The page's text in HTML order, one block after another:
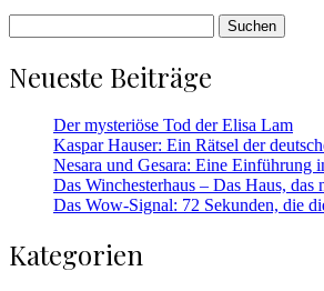
nach:
Neueste Beiträge
Der mysteriöse Tod der Elisa Lam
Kaspar Hauser: Ein Rätsel der
Nesara und Gesara: Eine Einführung
Das Winchesterhaus – Das Haus,
Das Wow-Signal: 72 Sekunden, die
Kategorien